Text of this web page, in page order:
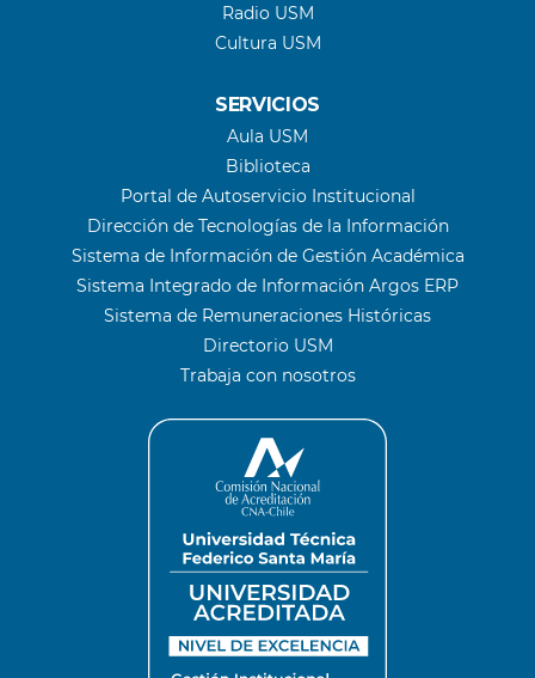
Radio USM
Cultura USM
SERVICIOS
Aula USM
Biblioteca
Portal de Autoservicio Institucional
Dirección de Tecnologías de la Información
Sistema de Información de Gestión Académica
Sistema Integrado de Información Argos ERP
Sistema de Remuneraciones Históricas
Directorio USM
Trabaja con nosotros